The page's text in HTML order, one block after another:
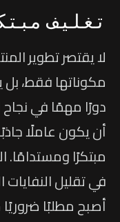
تغليف
لا يقتصر تطوير
مكوناتها فقط،
دورًا مهمًا في
أن يكون عاملًا
مبتكرًا
في تقليل النفايات
أصبح مطلبًا